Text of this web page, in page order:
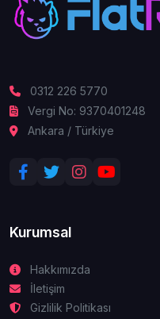
0312 226 5770
Vergi No: 9370401248
Ankara / Türkiye
Kurumsal
Hakkımızda
İletişim
Gizlilik Politikası